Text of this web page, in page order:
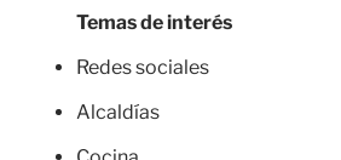
Temas de interés
Redes sociales
Alcaldías